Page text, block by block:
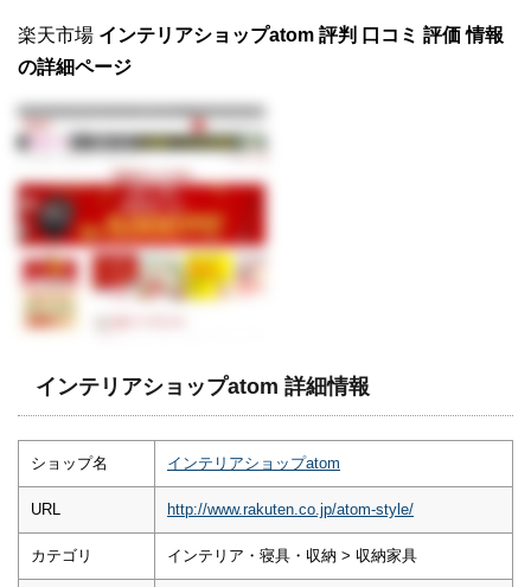
楽天市場 インテリアショップatom 評判 口コミ 評価 情報
の詳細ページ
インテリアショップatom 詳細情報
ショップ名 インテリアショップatom
URL http://www.rakuten.co.jp/atom-style/
カテゴリ インテリア・寝具・収納 > 収納家具